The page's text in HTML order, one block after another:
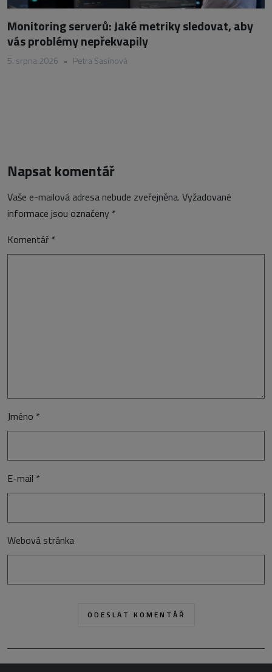
Monitoring serverů: Jaké metriky sledovat, aby
vás problémy nepřekvapily
5. srpna 2026 • Petra Sasínová
Napsat komentář
Vaše e-mailová adresa nebude zveřejněna. Vyžadované
informace jsou označeny *
Komentář *
Jméno *
E-mail *
Webová stránka